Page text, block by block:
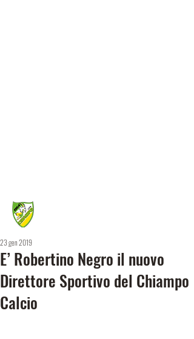
E’ Robertino Negro il nuovo
Direttore Sportivo del Chiampo
Calcio
23 gen 2019